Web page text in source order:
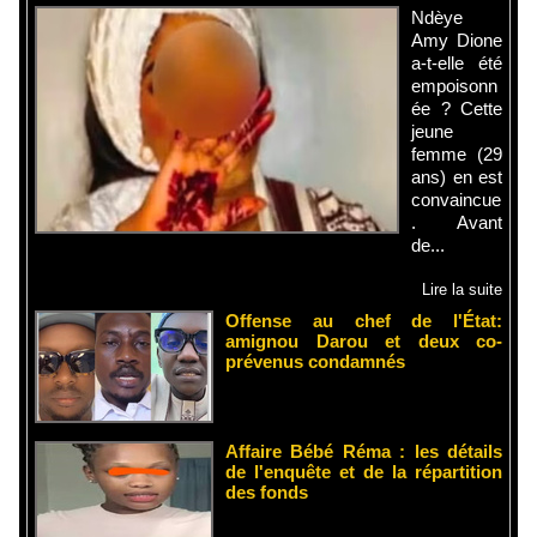
Ndèye
Amy Dione
a-t-elle été
empoisonn
ée ? Cette
jeune
femme (29
ans) en est
convaincue
. Avant
de...
Lire la suite
Offense au chef de l'État:
amignou Darou et deux co-
prévenus condamnés
Affaire Bébé Réma : les détails
de l'enquête et de la répartition
des fonds